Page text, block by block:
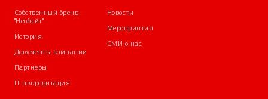
Собственный бренд
"Необайт"
История
Документы компании
Партнеры
IT-аккредитация
Новости
Мероприятия
СМИ о нас